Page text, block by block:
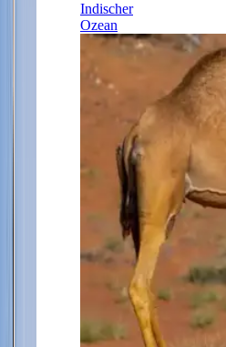
Indischer
Ozean